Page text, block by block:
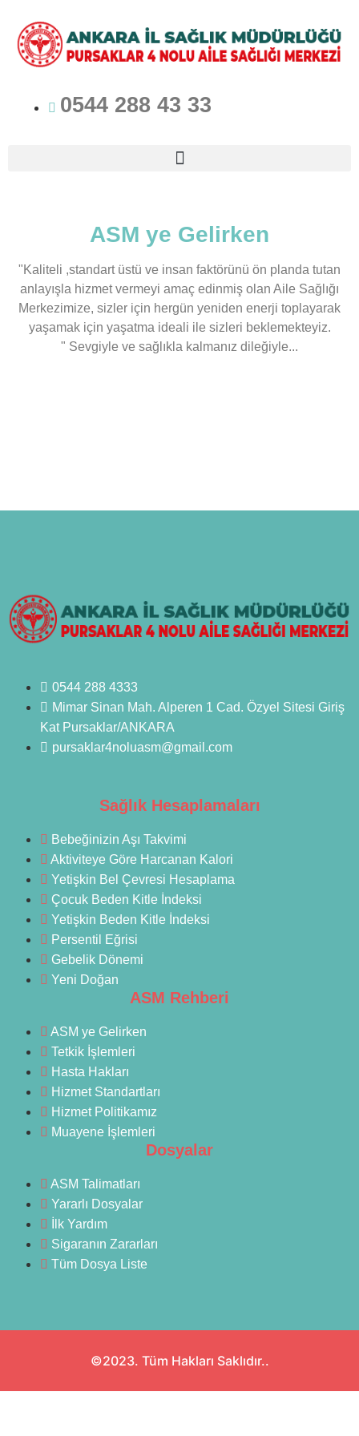
0544 288 43 33
ASM ye Gelirken
"Kaliteli ,standart üstü ve insan faktörünü ön planda tutan
anlayışla hizmet vermeyi amaç edinmiş olan Aile Sağlığı
Merkezimize, sizler için hergün yeniden enerji toplayarak
yaşamak için yaşatma ideali ile sizleri beklemekteyiz.
" Sevgiyle ve sağlıkla kalmanız dileğiyle...
0544 288 4333
Mimar Sinan Mah. Alperen 1 Cad. Özyel Sitesi Giriş
Kat Pursaklar/ANKARA
pursaklar4noluasm@gmail.com
Sağlık Hesaplamaları
Bebeğinizin Aşı Takvimi
Aktiviteye Göre Harcanan Kalori
Yetişkin Bel Çevresi Hesaplama
Çocuk Beden Kitle İndeksi
Yetişkin Beden Kitle İndeksi
Persentil Eğrisi
Gebelik Dönemi
Yeni Doğan
ASM Rehberi
ASM ye Gelirken
Tetkik İşlemleri
Hasta Hakları
Hizmet Standartları
Hizmet Politikamız
Muayene İşlemleri
Dosyalar
ASM Talimatları
Yararlı Dosyalar
İlk Yardım
Sigaranın Zararları
Tüm Dosya Liste
©2023. Tüm Hakları Saklıdır..